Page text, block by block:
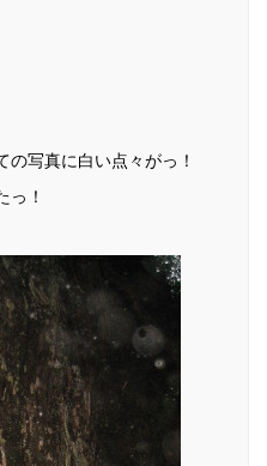
写真に白い点々がっ！
っ！